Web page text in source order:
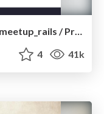
実践Railsアプリケーション設計 #meetup_rails / Practical Rails Application Design
4 41k